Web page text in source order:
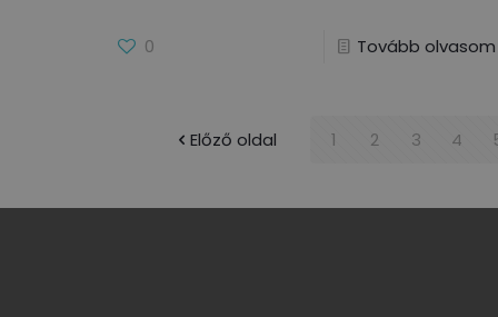
0 Tovább olvasom
Előző oldal 1 2 3 4